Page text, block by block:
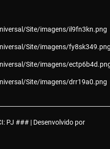
PJ ### | Desenvolvido por